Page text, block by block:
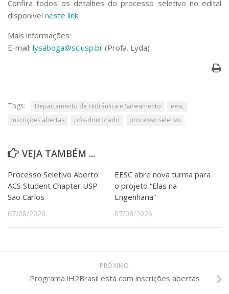
Confira todos os detalhes do processo seletivo no edital
disponível neste link.
Mais informações:
E-mail: lysaboga@sc.usp.br (Profa. Lyda)
Tags: Departamento de Hidráulica e Saneamento
eesc
inscrições abertas
pós-doutorado processo seletivo
VEJA TAMBÉM ...
Processo Seletivo Aberto:
ACS Student Chapter USP
São Carlos
07/08/2026
EESC abre nova turma para
o projeto “Elas na
Engenharia”
07/08/2026
PRÓXIMO
Programa iH2Brasil está com inscrições abertas